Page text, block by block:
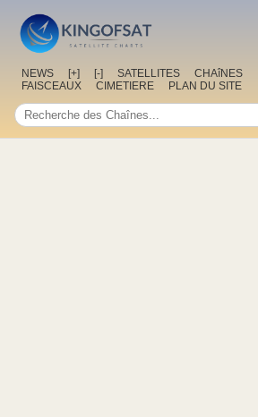
NEWS [+] [-] SATELLITES CHAîNES
FAISCEAUX
CIMETIERE PLAN DU SITE